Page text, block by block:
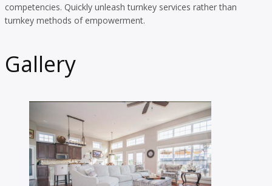
competencies. Quickly unleash turnkey services rather than
turnkey methods of empowerment.
Gallery